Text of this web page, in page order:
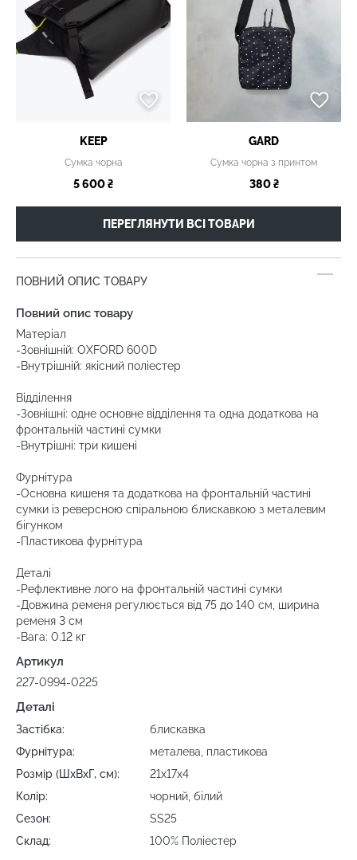
KEEP
Сумка чорна
5 600 ₴
GARD
Сумка чорна з принтом
380 ₴
ПЕРЕГЛЯНУТИ ВСІ ТОВАРИ
ПОВНИЙ ОПИС ТОВАРУ
Повний опис товару
Матеріал
-Зовнішній: OXFORD 600D
-Внутрішній: якісний поліестер
Відділення
-Зовнішні: одне основне відділення та одна додаткова на
фронтальній частині сумки
-Внутрішні: три кишені
Фурнітура
-Основна кишеня та додаткова на фронтальній частині
сумки із реверсною спіральною блискавкою з металевим
бігунком
-Пластикова фурнітура
Деталі
-Рефлективне лого на фронтальній частині сумки
-Довжина ременя регулюється від 75 до 140 см, ширина
ременя 3 см
-Вага: 0.12 кг
Артикул
227-0994-0225
Деталі
Застібка:
блискавка
Фурнітура:
металева, пластикова
Розмір (ШхВхГ, см):
21х17х4
Колір:
чорний, білий
Сезон:
SS25
Склад:
100% Поліестер